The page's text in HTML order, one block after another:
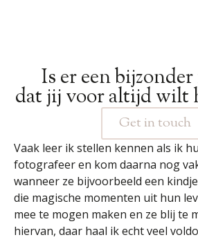
Is er een
dat jij voor altijd wilt
Get in touch
Vaak leer ik stellen kennen als ik
fotografeer en kom daarna nog
wanneer ze bijvoorbeeld een
die magische momenten uit hun
mee te mogen maken en ze blij te
hiervan, daar haal ik echt veel